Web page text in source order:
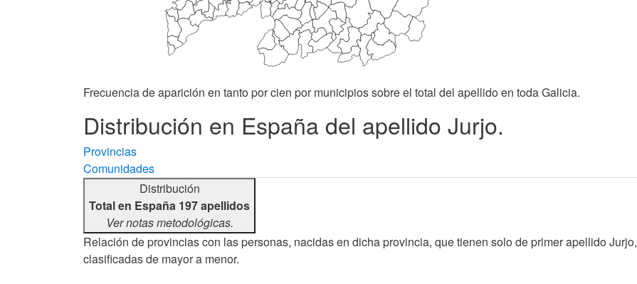
Frecuencia de aparición en tanto por cien por municipios sobre el total del apellido en toda Galicia.
Distribución en España del apellido Jurjo.
Provincias
Comunidades
Distribución
Total en España 197 apellidos
Ver notas metodológicas.
Relación de provincias con las personas, nacidas en dicha provincia, que tienen solo de primer apellido Jurjo,
clasificadas de mayor a menor.